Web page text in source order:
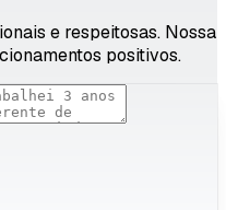
e respeitosas. Nossa
positivos.